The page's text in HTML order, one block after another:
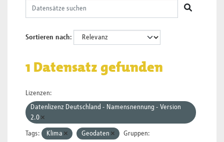
Sortieren nach
1 Datensatz gefunden
Lizenzen:
Datenlizenz Deutschland - Namensnennung - Version
2.0
Tags: Klima Geodaten Gruppen: